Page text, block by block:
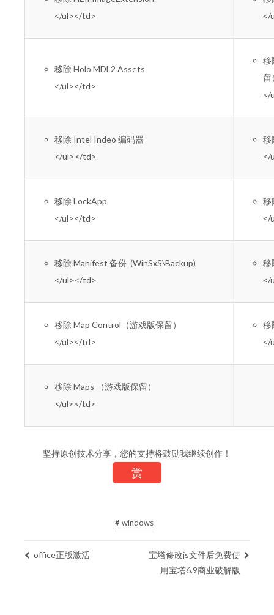
</ul></td>
</
移除 Holo MDL2 Assets
</ul></td>
移
留
</
移除 Intel Indeo 编码器
</ul></td>
移
</
移除 LockApp
</ul></td>
移
</
移除 Manifest 备份 (WinSxS\Backup)
</ul></td>
移
</
移除 Map Control（游戏版保留）
</ul></td>
移
</
移除 Maps （游戏版保留）
</ul></td>
坚持原创技术分享，您的支持将鼓励我继续创作！
赏
# windows
office正版激活
宝塔修改js文件后免费使
用宝塔6.9商业破解版